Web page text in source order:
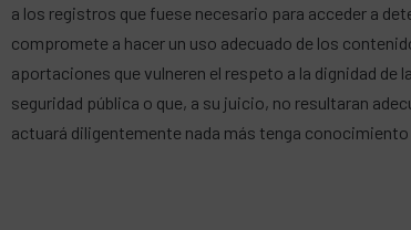
a los registros que fuese necesario para acceder a
compromete a hacer un uso adecuado de los
aportaciones que vulneren el respeto a la dignidad
seguridad pública o que, a su juicio, no resultaran
actuará diligentemente nada más tenga